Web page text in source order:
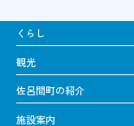
くらし
観光
佐呂間町の紹介
施設案内